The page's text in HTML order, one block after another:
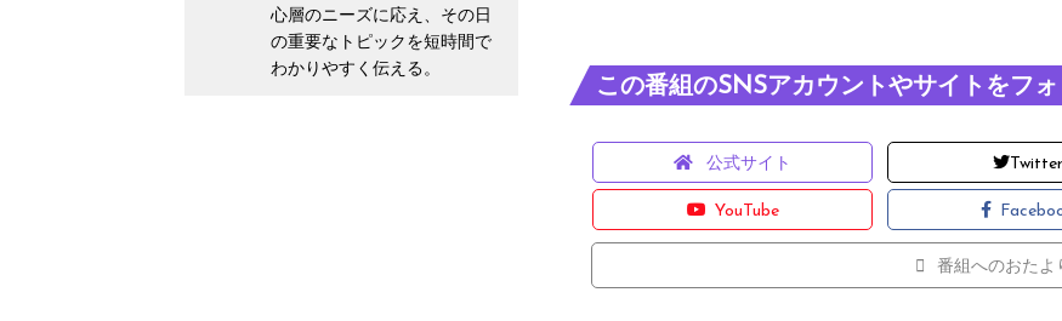
心層のニーズに応え、その日
の重要なトピックを短時間で
わかりやすく伝える。
この番組のSNSアカウントやサイトをフォ
公式サイト Twitter
YouTube
番組へのおたよ